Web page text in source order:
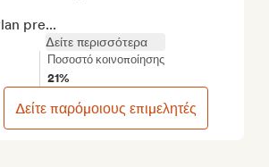
pre...
Δείτε περισσότερα
Ποσοστό κοινοποίησης
21%
Δείτε παρόμοιους επιμελητές